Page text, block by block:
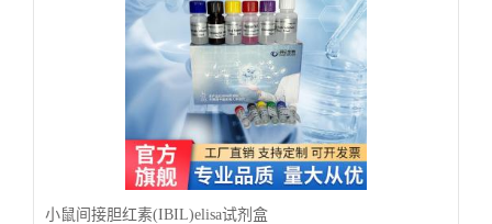
小鼠间接胆红素(IBIL)elisa试剂盒